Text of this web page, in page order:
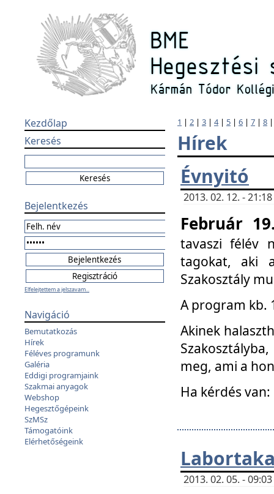
Kezdőlap
Keresés
Bejelentkezés
Elfelejtettem a jelszavam...
Navigáció
Bemutatkozás
Hírek
Féléves programunk
Galéria
Eddigi programjaink
Szakmai anyagok
Webshop
Hegesztőgépeink
SzMSz
Támogatóink
Elérhetőségeink
1 | 2 | 3 | 4| 5 | 6 | 7 | 8
Hírek
Évnyitó
2013. 02. 12. -
Február
tavaszi félév
tagokat, aki
Szakosztály
A program kb.
Akinek
meg, ami a
Ha kérdés
2013. 02. 05. -